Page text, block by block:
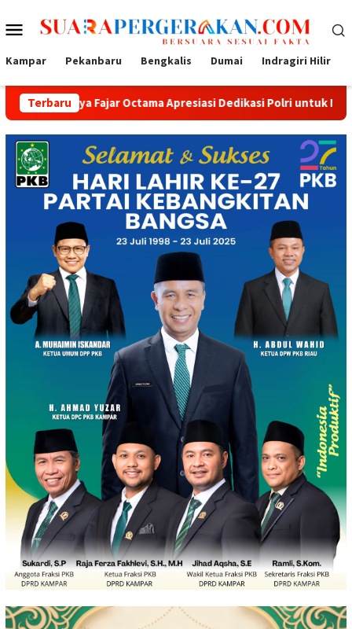
ke
Menu
Mobile
Kampar Pekanbaru Bengkalis Dumai Indragiri Hilir
Terbaru
Fajar Octama Apresiasi Dedikasi Polri untuk Masyarakat